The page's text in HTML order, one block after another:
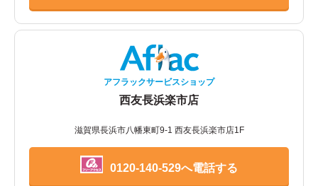
アフラックサービスショップ
西友長浜楽市店
滋賀県長浜市八幡東町9-1 西友長浜楽市店1F
0120-140-529へ電話する